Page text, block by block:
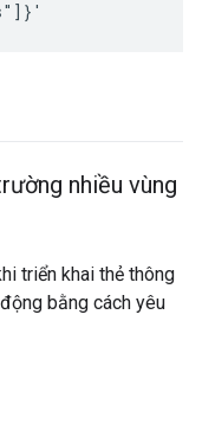
nhiều vùng
triển khai thẻ thông
bằng cách yêu